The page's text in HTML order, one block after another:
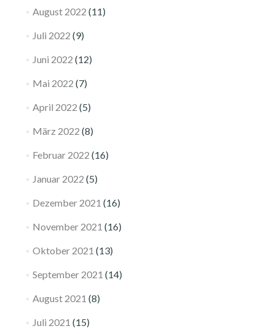
August 2022 (11)
Juli 2022 (9)
Juni 2022 (12)
Mai 2022 (7)
April 2022 (5)
März 2022 (8)
Februar 2022 (16)
Januar 2022 (5)
Dezember 2021 (16)
November 2021 (16)
Oktober 2021 (13)
September 2021 (14)
August 2021 (8)
Juli 2021 (15)